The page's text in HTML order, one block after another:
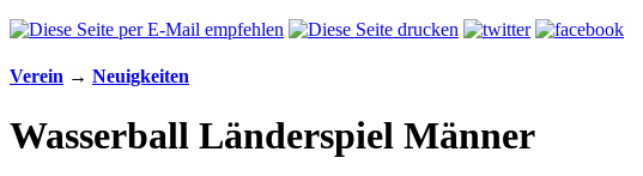
Verein → Neuigkeiten
Wasserball Länderspiel Männer